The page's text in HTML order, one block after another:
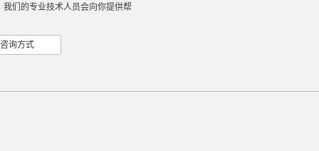
们的专业技术人员会向你提供帮
询方式